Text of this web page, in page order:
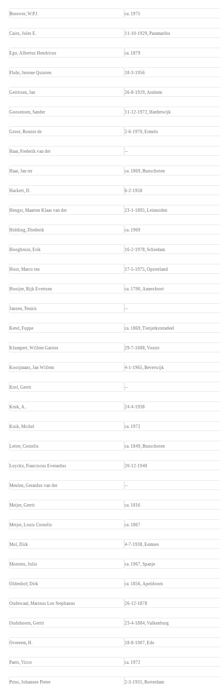
Brouwer, W.P.J. ca. 1975
Cairo, Jules E. 11-10-1929, Paramaribo
Ego, Albertus Hendricus ca. 1879
Flohr, Jerome Quinten 18-3-1956
Gerritsen, Jan 26-8-1929, Arnhem
Goosensen, Sander 11-12-1972, Harderwijk
Groot, Ronnie de 2-6-1970, Ermelo
Haar, Frederik van der --
Haar, Jan ter ca. 1869, Bunschoten
Hackett, D. 6-2-1958
Hengst, Maarten Klaas van der 23-1-1895, Leimuiden
Hidding, Diederik ca. 1969
Hoogbruin, Erik 16-2-1978, Schiedam
Hoor, Marco ten 17-5-1975, Opsterland
Hooijer, Rijk Evertsen ca. 1790, Amersfoort
Jansen, Teunis --
Ketel, Foppe ca. 1869, Tietjerksteradeel
Klumpert, Willem Garries 29-7-1688, Voorst
Kooijmans, Jan Willem 4-1-1965, Beverwijk
Krol, Gerrit --
Kruk, A.. 24-4-1938
Kuik, Michel ca. 1972
Letter, Cornelis ca. 1849, Bunschoten
Luyckx, Franciscus Everardus 20-12-1940
Meulen, Gerardus van der --
Meijer, Gerrit ca. 1816
Meijer, Louis Cornelis ca. 1867
Mol, Dirk 4-7-1938, Eemnes
Montero, Julio ca. 1967, Spanje
Oldenhof, Dirk ca. 1856, Apeldoorn
Oudewaal, Marinus Leo Stephanus 26-12-1878
Oudshoorn, Gerrit 23-4-1884, Valkenburg
Overeem, H. 18-8-1907, Ede
Paets, Vicco ca. 1972
Prins, Johannes Pieter 2-3-1931, Rotterdam